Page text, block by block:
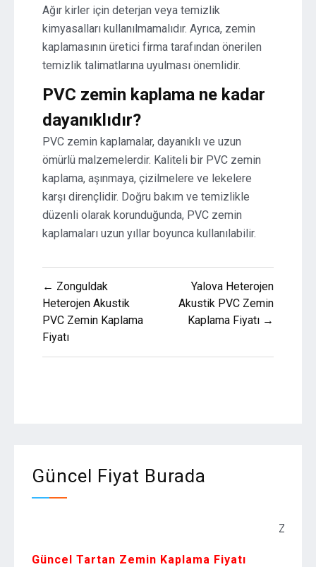
Ağır kirler için deterjan veya temizlik
kimyasalları kullanılmamalıdır. Ayrıca, zemin
kaplamasının üretici firma tarafından önerilen
temizlik talimatlarına uyulması önemlidir.
PVC zemin kaplama ne kadar
dayanıklıdır?
PVC zemin kaplamalar, dayanıklı ve uzun
ömürlü malzemelerdir. Kaliteli bir PVC zemin
kaplama, aşınmaya, çizilmelere ve lekelere
karşı dirençlidir. Doğru bakım ve temizlikle
düzenli olarak korunduğunda, PVC zemin
kaplamaları uzun yıllar boyunca kullanılabilir.
Yazı
gezinmesi
← Zonguldak
Heterojen Akustik
PVC Zemin Kaplama
Fiyatı
Yalova Heterojen
Akustik PVC Zemin
Kaplama Fiyatı →
Güncel Fiyat Burada
Zemin
Güncel Tartan Zemin Kaplama Fiyatı